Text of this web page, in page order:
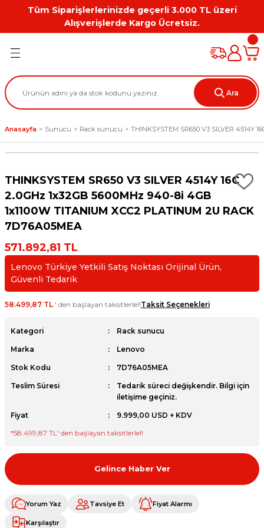
Tüm Siparişlerlerinizde geçerli 3.000 TL üzeri
Alışverişlerde Kargo Ücretsiz.
Geri Dön
Geri Dön
Geri Dön
Geri Dön
Geri Dön
Geri Dön
Kılıf
Workstation Aksesuarları
Grafik Kartı
Ara
Anasayfa Sunucu Rack sunucu THINKSYSTEM SR650 V3 SILVER 4514Y
THINKSYSTEM SR650 V3 SILVER 4514Y 16C
2.0GHz 1x32GB 5600MHz 940-8i 4GB
1x1100W TITANIUM XCC2 PLATINUM 2U RACK
7D76A05MEA
571.892,81 TL
Lenovo Türkiye Yetkili Satış Noktası Orijinal Ürün,
Güvenli Tedarik
58.499,87 TL ' den başlayan taksitlerle!!Taksit Seçenekleri
Kategori Rack sunucu
Marka Lenovo
Stok Kodu 7D76A05MEA
Teslim Süresi
Tedarik süreci değişkendir. Bilgi için
iletişime geçiniz.
Fiyat
9.999,00 USD + KDV
*58.499,87 TL' den başlayan taksitlerle!!
Gelince Haber Ver
Yorum Yaz Tavsiye Et Fiyat Alarmı
Karşılaştır